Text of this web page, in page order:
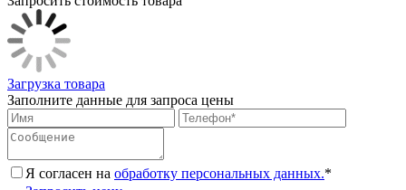
Загрузка товара
Заполните данные для запроса цены
Я согласен на обработку персональных данных.*